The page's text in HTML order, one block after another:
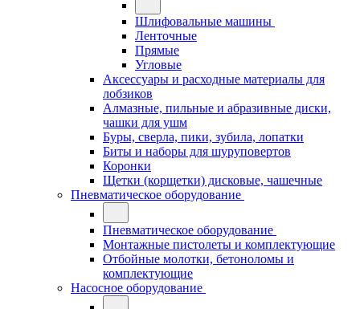
Шлифовальные машины
Ленточные
Прямые
Угловые
Аксессуары и расходные материалы для
лобзиков
Алмазные, пильные и абразивные диски,
чашки для ушм
Буры, сверла, пики, зубила, лопатки
Биты и наборы для шуруповертов
Коронки
Щетки (корщетки) дисковые, чашечные
Пневматическое оборудование
Пневматическое оборудование
Монтажные пистолеты и комплектующие
Отбойные молотки, бетоноломы и
комплектующие
Насосное оборудование